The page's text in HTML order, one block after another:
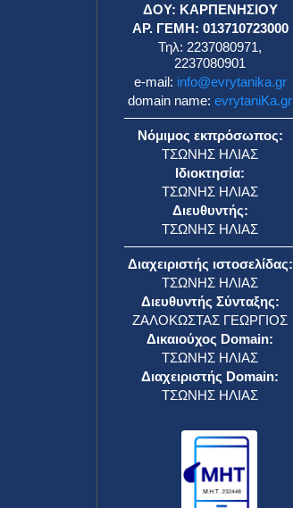
ΔΟΥ: ΚΑΡΠΕΝΗΣΙΟΥ
ΑΡ. ΓΕΜΗ: 013710723000
Τηλ: 2237080971,
2237080901
e-mail: info@evrytanika.gr
domain name:evrytaniKa.gr
Νόμιμος εκπρόσωπος:
ΤΣΩΝΗΣ ΗΛΙΑΣ
Ιδιοκτησία:
ΤΣΩΝΗΣ ΗΛΙΑΣ
Διευθυντής:
ΤΣΩΝΗΣ ΗΛΙΑΣ
Διαχειριστής ιστοσελίδας:
ΤΣΩΝΗΣ ΗΛΙΑΣ
Διευθυντής Σύνταξης:
ΖΑΛΟΚΩΣΤΑΣ ΓΕΩΡΓΙΟΣ
Δικαιούχος Domain:
ΤΣΩΝΗΣ ΗΛΙΑΣ
Διαχειριστής Domain:
ΤΣΩΝΗΣ ΗΛΙΑΣ